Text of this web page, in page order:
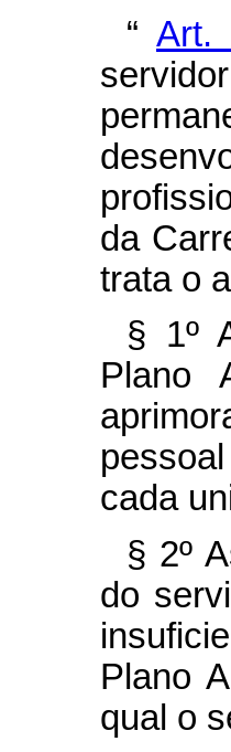
“Art.
da
trata o
§ 1º
Plano
cada
§ 2º
do
Plano
qual o